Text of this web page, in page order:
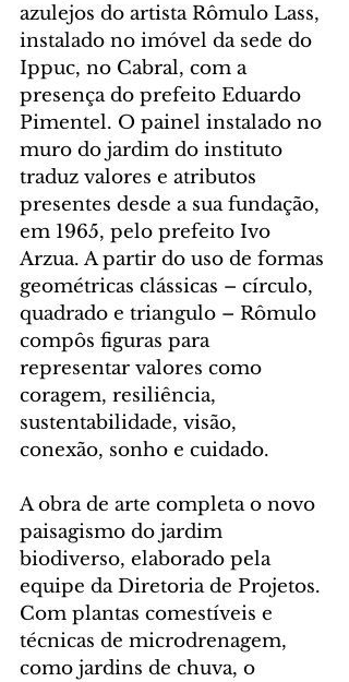
azulejos do artista Rômulo Lass,
instalado no imóvel da sede do
Ippuc, no Cabral, com a
presença do prefeito Eduardo
Pimentel. O painel instalado no
muro do jardim do instituto
traduz valores e atributos
presentes desde a sua fundação,
em 1965, pelo prefeito Ivo
Arzua. A partir do uso de formas
geométricas clássicas – círculo,
quadrado e triangulo – Rômulo
compôs figuras para
representar valores como
coragem, resiliência,
sustentabilidade, visão,
conexão, sonho e cuidado.
A obra de arte completa o novo
paisagismo do jardim
biodiverso, elaborado pela
equipe da Diretoria de Projetos.
Com plantas comestíveis e
técnicas de microdrenagem,
como jardins de chuva, o